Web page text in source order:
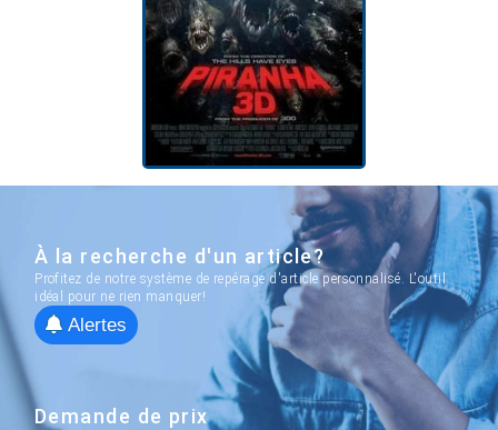
À la recherche d'un article?
Profitez de notre système de repérage d'article personnalisé. L'outil
idéal pour ne rien manquer!
Alertes
Demande de prix